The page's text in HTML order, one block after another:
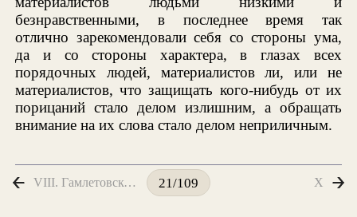
безнравственными, в последнее время так
отлично зарекомендовали себя со стороны ума,
да и со стороны характера, в глазах всех
порядочных людей, материалистов ли, или не
материалистов, что защищать кого-нибудь от их
порицаний стало делом излишним, а обращать
внимание на их слова стало делом неприличным.
VIII. Гамлетовское испытание 21/109 X